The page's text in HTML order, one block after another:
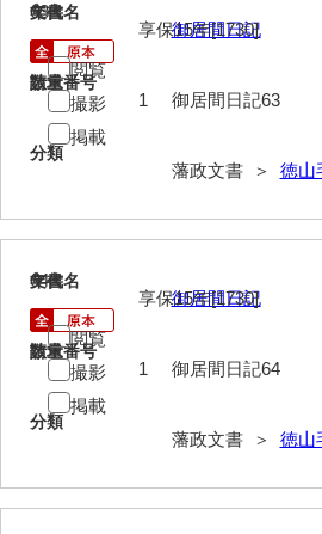
巡見上使記
萩岩国八家日記
上御用所日記
山方全録
山林仕出帳
山畝反運上究帳
63
文書名
御居間日記
請求番号
御居間日記63
分類
藩政文書 ＞ 徳山
年代
享保15年[1730]
数量
1
閲覧
撮影
掲載
64
文書名
御居間日記
請求番号
御居間日記64
分類
藩政文書 ＞ 徳山
年代
享保15年[1730]
数量
1
閲覧
撮影
掲載